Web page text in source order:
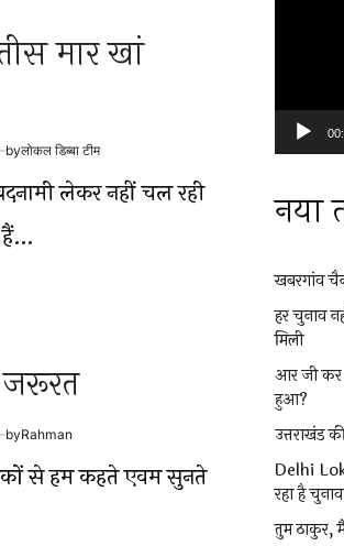
मार खां
byलोकल डिब्बा टीम
लेकर नहीं चल रही
हैं…
byRahman
से हम कहते एवम सुनते
नया
खबरगांव
हर चुनाव
मिली
आर जी कर
हुआ?
उत्तराखंड
Delhi
रहा है
तुम ठाकुर,